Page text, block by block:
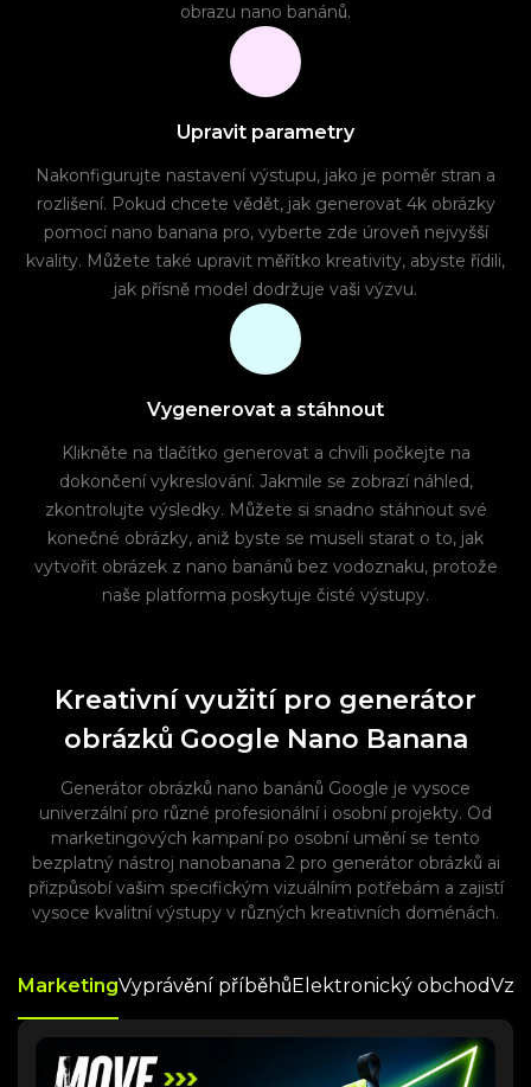
obrazu nano banánů.
Upravit parametry
Nakonfigurujte nastavení výstupu, jako je poměr stran a
rozlišení. Pokud chcete vědět, jak generovat 4k obrázky
pomocí nano banana pro, vyberte zde úroveň nejvyšší
kvality. Můžete také upravit měřítko kreativity, abyste řídili,
jak přísně model dodržuje vaši výzvu.
Vygenerovat a stáhnout
Klikněte na tlačítko generovat a chvíli počkejte na
dokončení vykreslování. Jakmile se zobrazí náhled,
zkontrolujte výsledky. Můžete si snadno stáhnout své
konečné obrázky, aniž byste se museli starat o to, jak
vytvořit obrázek z nano banánů bez vodoznaku, protože
naše platforma poskytuje čisté výstupy.
Kreativní využití pro generátor
obrázků Google Nano Banana
Generátor obrázků nano banánů Google je vysoce
univerzální pro různé profesionální i osobní projekty. Od
marketingových kampaní po osobní umění se tento
bezplatný nástroj nanobanana 2 pro generátor obrázků ai
přizpůsobí vašim specifickým vizuálním potřebám a zajistí
vysoce kvalitní výstupy v různých kreativních doménách.
MarketingVyprávění příběhůElektronický obchod